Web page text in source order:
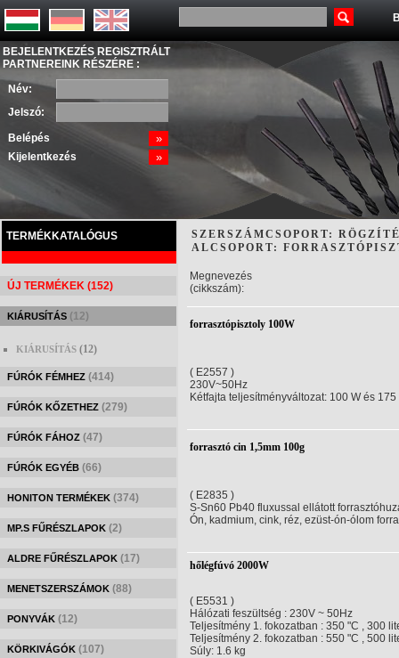
BEJELENTKEZÉS REGISZTRÁLT
PARTNEREINK RÉSZÉRE :
Név:
Jelszó:
Belépés »
Kijelentkezés »
TERMÉKKATALÓGUS
ÚJ TERMÉKEK (152)
KIÁRUSÍTÁS (12)
KIÁRUSÍTÁS (12)
FÚRÓK FÉMHEZ (414)
FÚRÓK KŐZETHEZ (279)
FÚRÓK FÁHOZ (47)
FÚRÓK EGYÉB (66)
HONITON TERMÉKEK (374)
MP.S FŰRÉSZLAPOK (2)
ALDRE FŰRÉSZLAPOK (17)
MENETSZERSZÁMOK (88)
PONYVÁK (12)
KÖRKIVÁGÓK (107)
SZERSZÁMCSOPORT:
ALCSOPORT:
Megnevezés
(cikkszám):
forrasztópisztoly 100W
( E2557 )
230V~50Hz
Kétfajta teljesítményváltozat: 100 W és 175
forrasztó cin 1,5mm 100g
( E2835 )
S-Sn60 Pb40 fluxussal ellátott
Ón, kadmium, cink, réz, ezüst-ón-ólom
hőlégfúvó 2000W
( E5531 )
Hálózati feszültség : 230V ~ 50Hz
Teljesítmény 1. fokozatban : 350 "C , 300
Teljesítmény 2. fokozatban : 550 "C , 500
Súly: 1.6 kg